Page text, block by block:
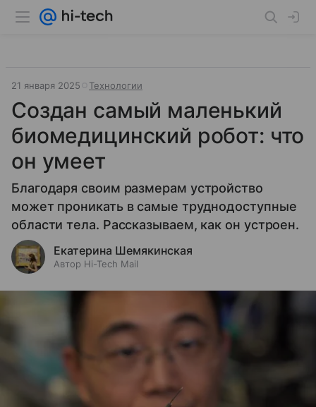
21 января 2025 Технологии
Создан самый маленький
биомедицинский робот: что
он умеет
Благодаря своим размерам устройство
может проникать в самые труднодоступные
области тела. Рассказываем, как он устроен.
Екатерина Шемякинская
Автор Hi-Tech Mail